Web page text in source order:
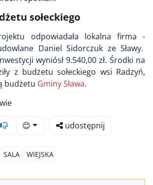
sołeckiego
odpowiadała lokalna firma -
Daniel Sidorczuk ze Sławy.
wyniósł 9.540,00 zł. Środki na
z budżetu sołeckiego wsi Radzyń,
budżetu Gminy Sława.
😊 udostępnij
SALA WIEJSKA